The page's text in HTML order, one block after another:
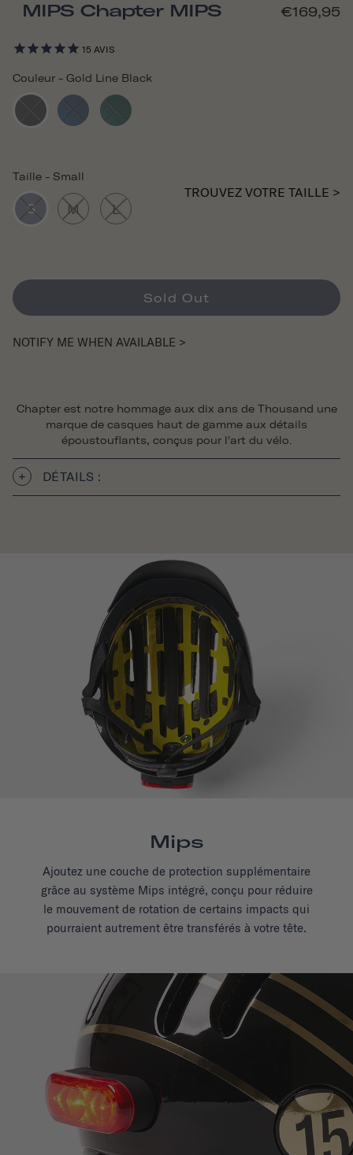
MIPS Chapter MIPS
15 AVIS
€169,95
Couleur - Gold Line Black
Taille - Small
S M L
TROUVEZ VOTRE TAILLE >
Sold Out
NOTIFY ME WHEN AVAILABLE >
Chapter est notre hommage aux dix ans de Thousand une
marque de casques haut de gamme aux détails
époustouflants, conçus pour l'art du vélo.
DÉTAILS :
Mips
Ajoutez une couche de protection supplémentaire
grâce au système Mips intégré, conçu pour réduire
le mouvement de rotation de certains impacts qui
pourraient autrement être transférés à votre tête.